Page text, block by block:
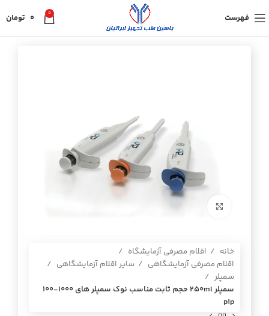
فهرست 0
0 تومان
خانه
اقلام مصرفی آزمایشگاه
اقلام مصرفی آزمایشگاهی
سایر اقلام آزمایشگاهی
سمپلر
سمپلر 250ml حجم ثابت مناسب نوك سمپلر هاي 1000-100
pip